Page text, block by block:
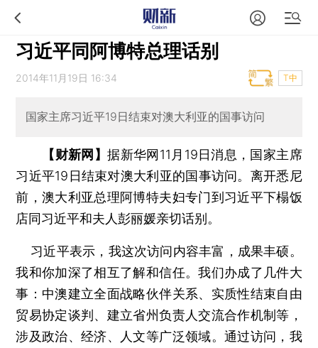
习近平同阿博特总理话别
2014年11月19日 16:34 T中
国家主席习近平19日结束对澳大利亚的国事访问
【财新网】据新华网11月19日消息，国家主席
习近平19日结束对澳大利亚的国事访问。离开悉尼
前，澳大利亚总理阿博特夫妇专门到习近平下榻饭
店同习近平和夫人彭丽媛亲切话别。
习近平表示，我这次访问内容丰富，成果丰硕。
我和你加深了相互了解和信任。我们办成了几件大
事：中澳建立全面战略伙伴关系、实质性结束自由
贸易协定谈判、建立省州负责人交流合作机制等，
涉及政治、经济、人文等广泛领域。通过访问，我